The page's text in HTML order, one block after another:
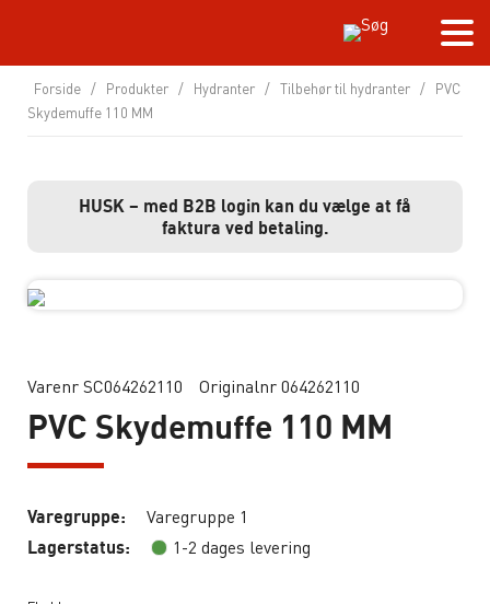
Forside / Produkter / Hydranter / Tilbehør til hydranter / PVC
Skydemuffe 110 MM
HUSK – med B2B login kan du vælge at få
faktura ved betaling.
Varenr SC064262110 Originalnr 064262110
PVC Skydemuffe 110 MM
Varegruppe: Varegruppe 1
Lagerstatus: 1-2 dages levering